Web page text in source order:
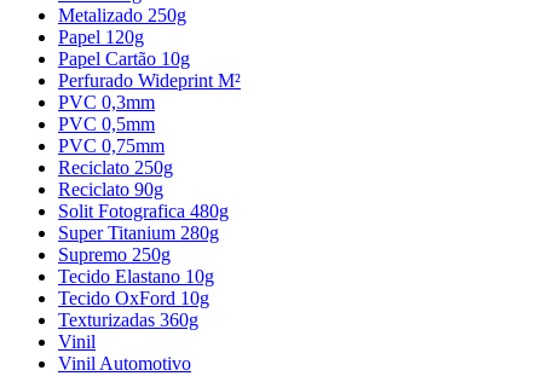
Metalizado 250g
Papel 120g
Papel Cartão 10g
Perfurado Wideprint M²
PVC 0,3mm
PVC 0,5mm
PVC 0,75mm
Reciclato 250g
Reciclato 90g
Solit Fotografica 480g
Super Titanium 280g
Supremo 250g
Tecido Elastano 10g
Tecido OxFord 10g
Texturizadas 360g
Vinil
Vinil Automotivo